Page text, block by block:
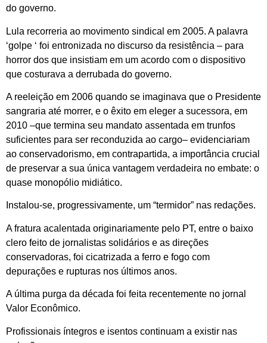
do governo.
Lula recorreria ao movimento sindical em 2005. A palavra
‘golpe ‘ foi entronizada no discurso da resistência – para
horror dos que insistiam em um acordo com o dispositivo
que costurava a derrubada do governo.
A reeleição em 2006 quando se imaginava que o Presidente
sangraria até morrer, e o êxito em eleger a sucessora, em
2010 –que termina seu mandato assentada em trunfos
suficientes para ser reconduzida ao cargo– evidenciariam
ao conservadorismo, em contrapartida, a importância crucial
de preservar a sua única vantagem verdadeira no embate: o
quase monopólio midiático.
Instalou-se, progressivamente, um “termidor” nas redações.
A fratura acalentada originariamente pelo PT, entre o baixo
clero feito de jornalistas solidários e as direções
conservadoras, foi cicatrizada a ferro e fogo com
depurações e rupturas nos últimos anos.
A última purga da década foi feita recentemente no jornal
Valor Econômico.
Profissionais íntegros e isentos continuam a existir nas